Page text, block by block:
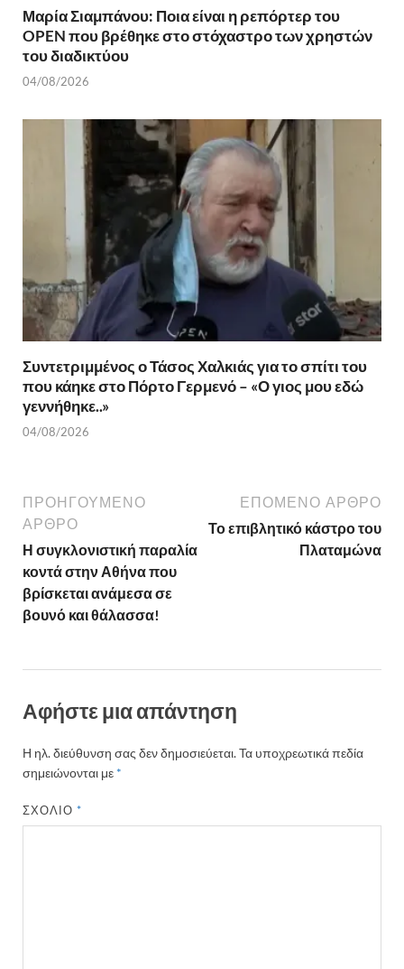
Μαρία Σιαμπάνου: Ποια είναι η ρεπόρτερ του
OPEN που βρέθηκε στο στόχαστρο των χρηστών
του διαδικτύου
04/08/2026
Συντετριμμένος ο Τάσος Χαλκιάς για το σπίτι του
που κάηκε στο Πόρτο Γερμενό – «Ο γιος μου εδώ
γεννήθηκε..»
04/08/2026
ΠΡΟΗΓΟΎΜΕΝΟ
ΆΡΘΡΟ
Η συγκλονιστική παραλία
κοντά στην Αθήνα που
βρίσκεται ανάμεσα σε
βουνό και θάλασσα!
ΕΠΌΜΕΝΟ ΆΡΘΡΟ
Το επιβλητικό κάστρο του
Πλαταμώνα
Αφήστε μια απάντηση
Η ηλ. διεύθυνση σας δεν δημοσιεύεται.Τα υποχρεωτικά πεδία
σημειώνονται με *
ΣΧΌΛΙΟ*